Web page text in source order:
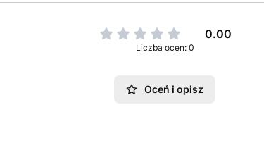
0.00
Liczba ocen: 0
Oceń i opisz